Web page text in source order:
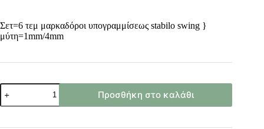
Σετ=6 τεμ μαρκαδόροι υπογραμμίσεως stabilo swing }
μύτη=1mm/4mm
Μαρκαδόρος
Υπογραμίσεως
Stabilo
4mm
Προσθήκη στο καλάθι